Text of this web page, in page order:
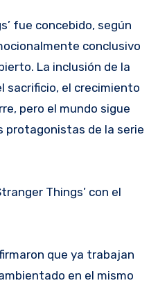
fue concebido, según
conclusivo
La inclusión de la
sacrificio, el crecimiento
pero el mundo sigue
protagonistas de la serie
Things’ con el
que ya trabajan
en el mismo